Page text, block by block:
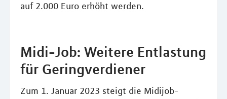
auf 2.000 Euro erhöht werden.
Midi-Job: Weitere Entlastung
für Geringverdiener
Zum 1. Januar 2023 steigt die Midijob-